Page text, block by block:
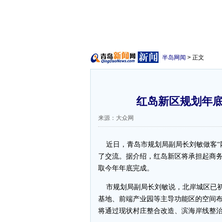
半岛网闻 > 正文
红岛新区规划年
来源：大众网
近日，青岛市规划局副局长刘敏做客“
了交流。据介绍，红岛新区将承担起商
取今年年底完成。
市规划局副局长刘敏说，北岸城区已
基地、前端产业园等主导功能区的空间
将通过现状村庄整合改造、滨海岸线整